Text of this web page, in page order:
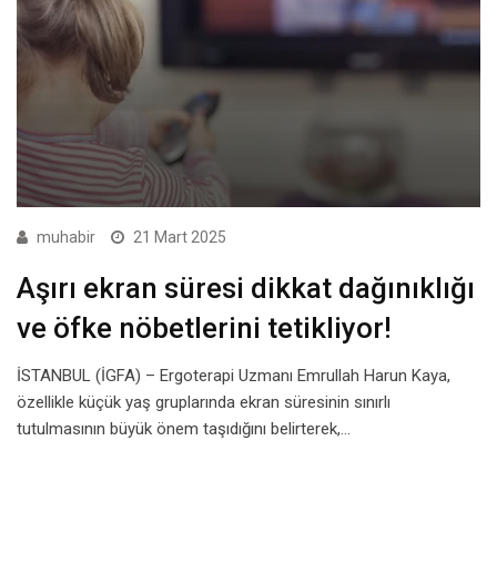
muhabir 21 Mart 2025
Aşırı ekran süresi dikkat dağınıklığı
ve öfke nöbetlerini tetikliyor!
İSTANBUL (İGFA) – Ergoterapi Uzmanı Emrullah Harun Kaya,
özellikle küçük yaş gruplarında ekran süresinin sınırlı
tutulmasının büyük önem taşıdığını belirterek,…